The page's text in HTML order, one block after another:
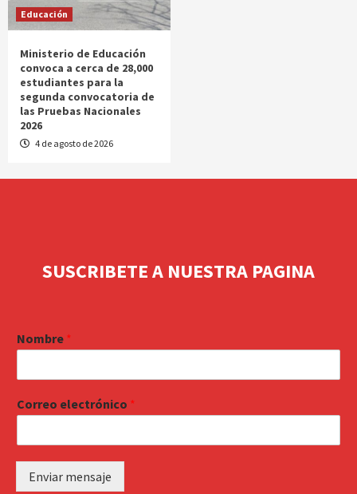
Educación
Ministerio de Educación
convoca a cerca de 28,000
estudiantes para la
segunda convocatoria de
las Pruebas Nacionales
2026
4 de agosto de 2026
SUSCRIBETE A NUESTRA PAGINA
Nombre *
Correo electrónico *
Enviar mensaje